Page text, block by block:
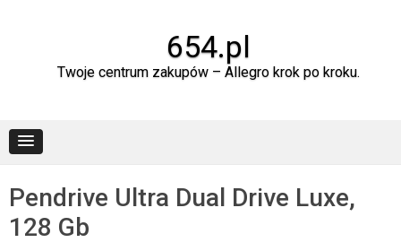
654.pl
Twoje centrum zakupów – Allegro krok po kroku.
Pendrive Ultra Dual Drive Luxe,
128 Gb